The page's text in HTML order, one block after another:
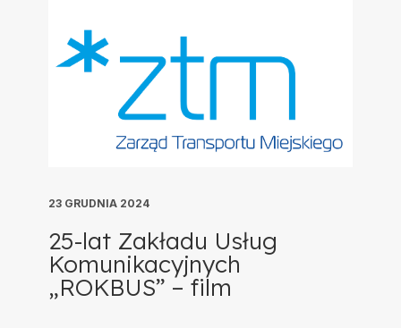
23 GRUDNIA 2024
25-lat Zakładu Usług
Komunikacyjnych
„ROKBUS” – film